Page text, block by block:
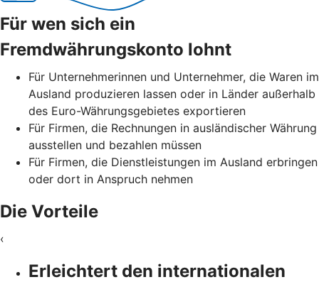
Für wen sich ein
Fremdwährungskonto lohnt
Für Unternehmerinnen und Unternehmer, die Waren im
Ausland produzieren lassen oder in Länder außerhalb
des Euro-Währungsgebietes exportieren
Für Firmen, die Rechnungen in ausländischer Währung
ausstellen und bezahlen müssen
Für Firmen, die Dienstleistungen im Ausland erbringen
oder dort in Anspruch nehmen
Die Vorteile
‹
Erleichtert den internationalen